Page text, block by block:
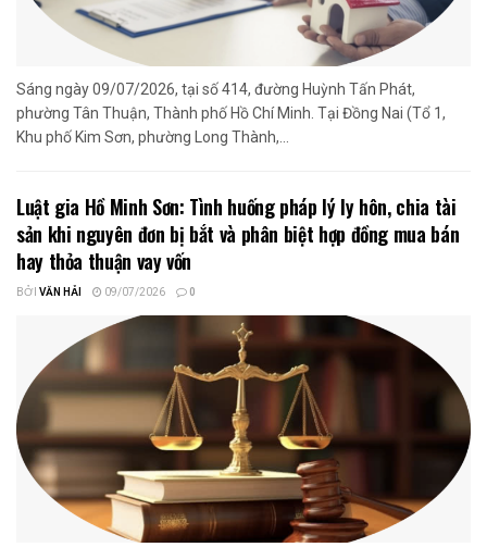
Sáng ngày 09/07/2026, tại số 414, đường Huỳnh Tấn Phát,
phường Tân Thuận, Thành phố Hồ Chí Minh. Tại Đồng Nai (Tổ 1,
Khu phố Kim Sơn, phường Long Thành,...
Luật gia Hồ Minh Sơn: Tình huống pháp lý ly hôn, chia tài
sản khi nguyên đơn bị bắt và phân biệt hợp đồng mua bán
hay thỏa thuận vay vốn
BỞI VĂN HẢI 09/07/2026 0